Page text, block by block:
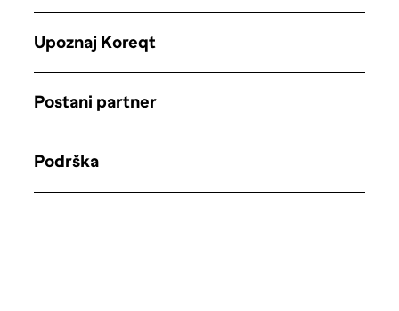
Upoznaj Koreqt
Postani partner
Podrška